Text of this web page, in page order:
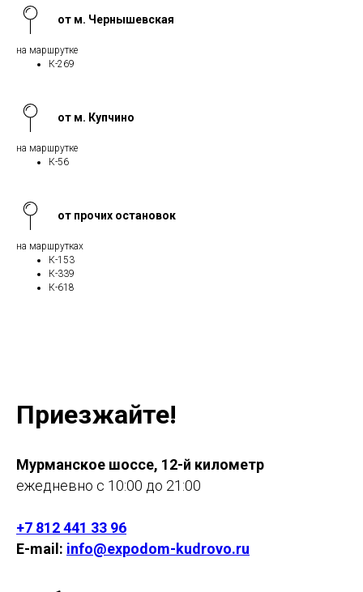
от м. Чернышевская
на маршрутке
К-269
от м. Купчино
на маршрутке
К-56
от прочих остановок
на маршрутках
К-153
К-339
К-618
Приезжайте!
Мурманское шоссе, 12-й километр
ежедневно с 10:00 до 21:00
+7 812 441 33 96
E-mail: info@expodom-kudrovo.ru